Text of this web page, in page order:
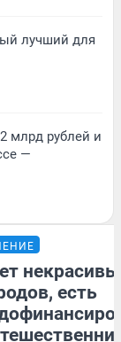
лучший для
млрд рублей и
—
есть